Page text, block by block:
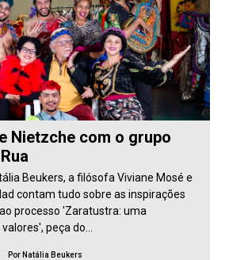
Nietzche com o grupo
Beukers, a filósofa Viviane Mosé e
contam tudo sobre as inspirações
processo 'Zaratustra: uma
peça do…
Por Natália Beukers